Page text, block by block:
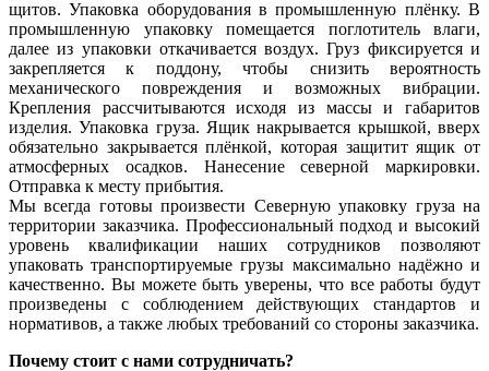
щитов.Упаковка оборудования в промышленную плёнку.В
промышленную упаковкупомещается поглотитель влаги,
далее из упаковки откачивается воздух. Груз фиксируется и
закрепляется к поддону, чтобы снизить вероятность
механического повреждения и возможных вибрации.
Крепления рассчитываются исходя из массы и габаритов
изделия. Упаковка груза. Ящик накрывается крышкой, вверх
обязательно закрывается плёнкой, которая защитит ящик от
атмосферных осадков. Нанесение северной маркировки.
Отправка к месту прибытия.
Мы всегда готовы произвести Северную упаковку груза на
территории заказчика. Профессиональный подход и высокий
уровень квалификации наших сотрудников позволяют
упаковать транспортируемые грузы максимально надёжно и
качественно. Вы можете быть уверены, что все работы будут
произведены с соблюдением действующих стандартов и
нормативов, а также любых требований со стороны заказчика.
Почему стоит с нами сотрудничать?